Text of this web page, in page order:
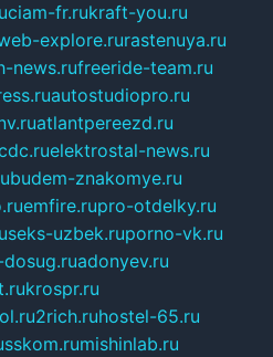
ciam-fr.rukraft-you.ru
explore.rurastenuya.ru
news.rufreeride-team.ru
autostudiopro.ru
atlantpereezd.ru
elektrostal-news.ru
budem-znakomye.ru
emfire.rupro-otdelky.ru
seks-uzbek.ruporno-vk.ru
adonyev.ru
krospr.ru
2rich.ruhostel-65.ru
mishinlab.ru